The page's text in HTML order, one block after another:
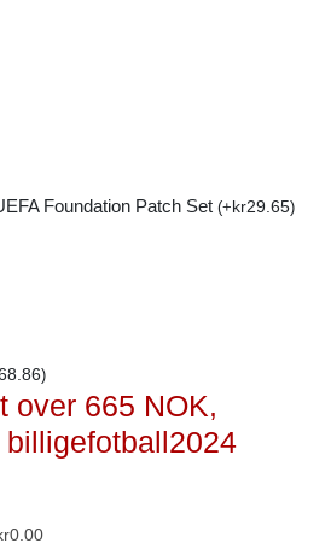
Foundation Patch Set (+kr29.65)
)
over 665 NOK,
0.00